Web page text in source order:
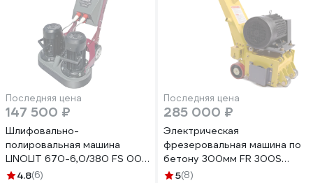
Последняя цена
147 500 ₽
Шлифовально-
полировальная машина
LINOLIT 670-6,0/380 FS 00-
00000004
4.8(6)
Последняя цена
285 000 ₽
Электрическая
фрезеровальная машина по
бетону 300мм FR 300S
TARS Q-FR300S
5(8)